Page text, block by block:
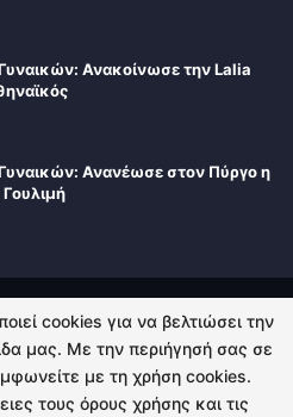
Ανακοίνωσε την Lalia
Ανανέωσε στον Πύργο η
ΕΠΙΚΟΙΝΩΝΙΑ
All Rights Reserved.
cookies για να βελτιώσει την
μας. Με την περιήγησή σας σε
με τη χρήση cookies.
τους όρους χρήσης και τις